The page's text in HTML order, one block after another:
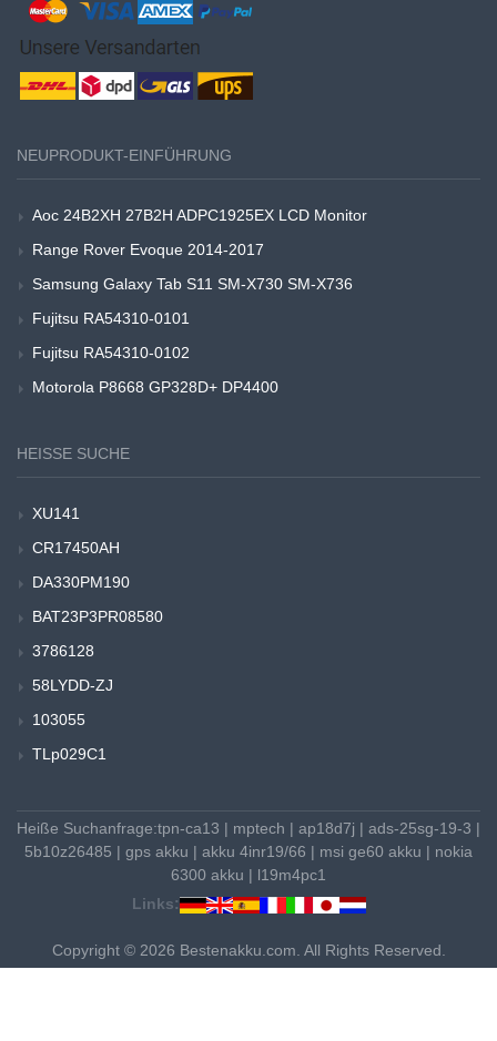
NEUPRODUKT-EINFÜHRUNG
Aoc 24B2XH 27B2H ADPC1925EX LCD Monitor
Range Rover Evoque 2014-2017
Samsung Galaxy Tab S11 SM-X730 SM-X736
Fujitsu RA54310-0101
Fujitsu RA54310-0102
Motorola P8668 GP328D+ DP4400
HEISSE SUCHE
XU141
CR17450AH
DA330PM190
BAT23P3PR08580
3786128
58LYDD-ZJ
103055
TLp029C1
Heiße Suchanfrage:tpn-ca13 | mptech | ap18d7j | ads-25sg-19-3 |
5b10z26485 | gps akku | akku 4inr19/66 | msi ge60 akku | nokia
6300 akku | l19m4pc1
Links:
Copyright © 2026 Bestenakku.com. All Rights Reserved.